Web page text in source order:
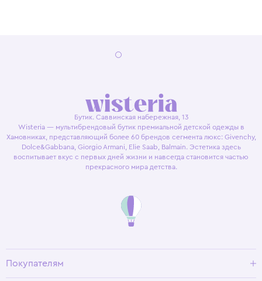
Бутик. Саввинская набережная, 13
Wisteria — мультибрендовый бутик премиальной детской одежды в
Хамовниках, представляющий более 60 брендов сегмента люкс: Givenchy,
Dolce&Gabbana, Giorgio Armani, Elie Saab, Balmain. Эстетика здесь
воспитывает вкус с первых дней жизни и навсегда становится частью
прекрасного мира детства.
Покупателям